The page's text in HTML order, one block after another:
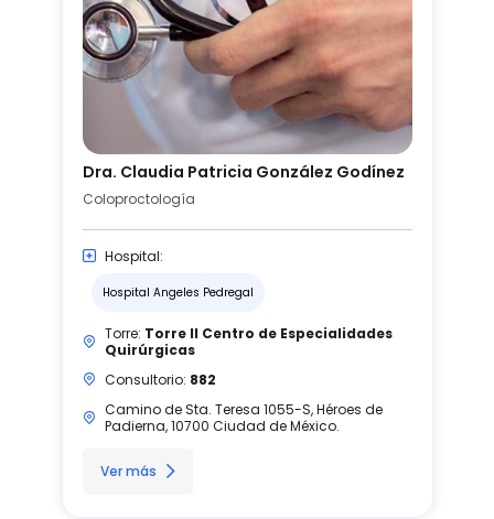
Dra. Claudia Patricia González Godínez
Coloproctología
Hospital:
Hospital Angeles Pedregal
Torre: Torre II Centro de Especialidades
Quirúrgicas
Consultorio: 882
Camino de Sta. Teresa 1055-S, Héroes de
Padierna, 10700 Ciudad de México.
Ver más